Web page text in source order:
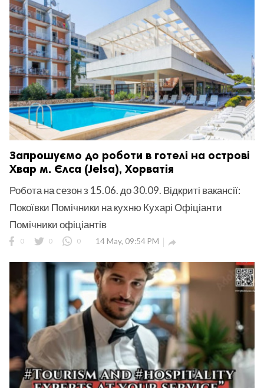
Запрошуємо до роботи в готелі на острові
Хвар м. Єлса (Jelsa), Хорватія
Робота на сезон з 15.06. до 30.09. Відкриті вакансії:
Покоївки Помічники на кухню Кухарі Офіціанти
Помічники офіціантів
0 0 0 14 May, 09:54 PM 